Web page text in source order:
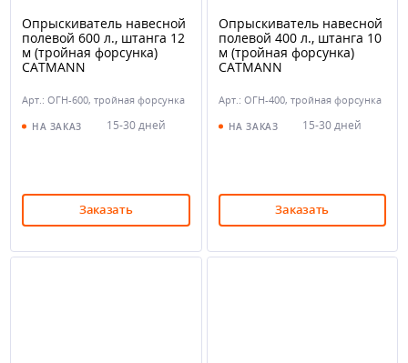
Опрыскиватель навесной
полевой 600 л., штанга 12
м (тройная форсунка)
CATMANN
Арт.: ОГН-600, тройная форсунка
НА ЗАКАЗ 15-30 дней
Заказать
Опрыскиватель навесной
полевой 400 л., штанга 10
м (тройная форсунка)
CATMANN
Арт.: ОГН-400, тройная форсунка
НА ЗАКАЗ 15-30 дней
Заказать